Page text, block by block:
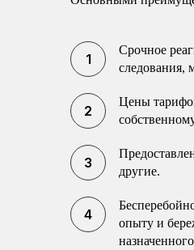
Срочное
следования,
Цены
другие.
опыту и